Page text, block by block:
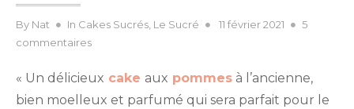
By Nat In Cakes Sucrés, Le Sucré
Posted
11 février 2021
5
commentairessur
aux
pommes
« Un délicieux cake aux pommes à l’ancienne,
bien moelleux et parfumé qui sera parfait pour le